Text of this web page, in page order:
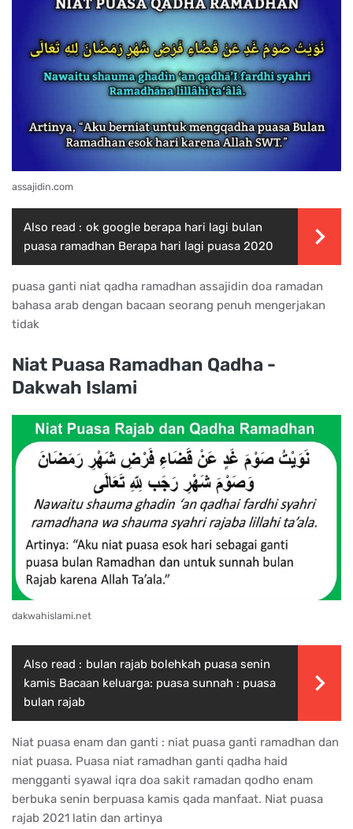
assajidin.com
Also read : ok google berapa hari lagi bulan
puasa ramadhan Berapa hari lagi puasa 2020
puasa ganti niat qadha ramadhan assajidin doa ramadan
bahasa arab dengan bacaan seorang penuh mengerjakan
tidak
Niat Puasa Ramadhan Qadha -
Dakwah Islami
dakwahislami.net
Also read : bulan rajab bolehkah puasa senin
kamis Bacaan keluarga: puasa sunnah : puasa
bulan rajab
Niat puasa enam dan ganti : niat puasa ganti ramadhan dan
niat puasa. Puasa niat ramadhan ganti qadha haid
mengganti syawal iqra doa sakit ramadan qodho enam
berbuka senin berpuasa kamis qada manfaat. Niat puasa
rajab 2021 latin dan artinya